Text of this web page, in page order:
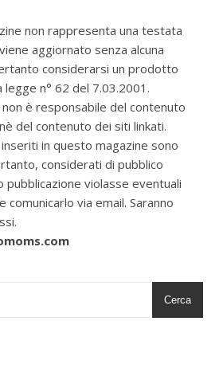
non rappresenta una testata
aggiornato senza alcuna
considerarsi un prodotto
n° 62 del 7.03.2001.
non è responsabile del contenuto
del contenuto dei siti linkati.
in questo magazine sono
considerati di pubblico
pubblicazione violasse eventuali
via email. Saranno
Cerca